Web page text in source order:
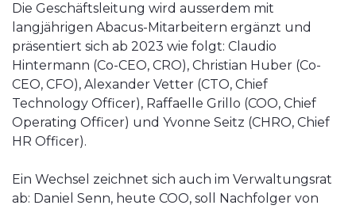
Die Geschäftsleitung wird ausserdem mit
langjährigen Abacus-Mitarbeitern ergänzt und
präsentiert sich ab 2023 wie folgt: Claudio
Hintermann (Co-CEO, CRO), Christian Huber (Co-
CEO, CFO), Alexander Vetter (CTO, Chief
Technology Officer), Raffaelle Grillo (COO, Chief
Operating Officer) und Yvonne Seitz (CHRO, Chief
HR Officer).
Ein Wechsel zeichnet sich auch im Verwaltungsrat
ab: Daniel Senn, heute COO, soll Nachfolger von